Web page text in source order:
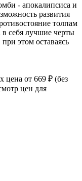
- апокалипсиса и
развития
толпам
себя лучшие черты
этом оставаясь
цена от 669 ₽ (без
цен для